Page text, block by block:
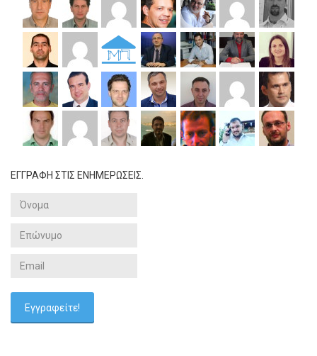
ΕΓΓΡΑΦΗ ΣΤΙΣ ΕΝΗΜΕΡΩΣΕΙΣ.